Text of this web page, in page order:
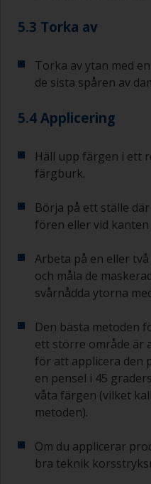
5.3 Torka av
Torka av ytan med
de sista spåren av
5.4 Applicering
Häll upp färgen i ett
färgburk.
Börja på ett ställe
fören eller vid
Arbeta på en eller
och måla de
svårnådda ytorna
Den bästa metoden
ett större område är
för att applicera den
en pensel i 45
våta färgen (vilket
metoden).
Om du applicerar
bra teknik